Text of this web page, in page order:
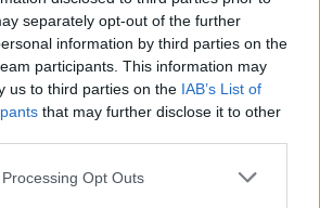
separately opt-out of the further
information by third parties on the
participants. This information may
us to third parties on the IAB’s List of
that may further disclose it to other
Opt Outs
ηθοποιός στις φωτογραφίες
καλτσοδέτες αναφερόμενη